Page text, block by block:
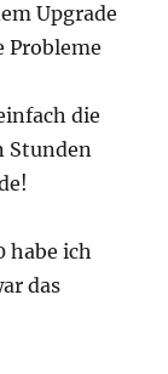
Upgrade
Probleme
die
Stunden
habe ich
das